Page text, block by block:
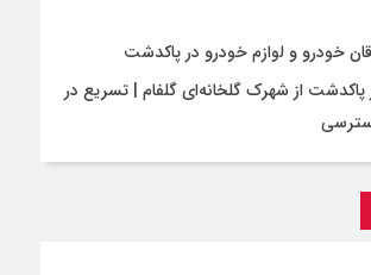
خودرو و لوازم خودرو در پاکدشت
پاکدشت از شهرک گلخانه‌ای گلفام | تسریع در